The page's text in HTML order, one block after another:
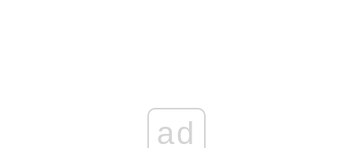
ad